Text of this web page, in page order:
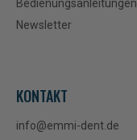
Bedienungsanleitungen
Newsletter
KONTAKT
info@emmi-dent.de